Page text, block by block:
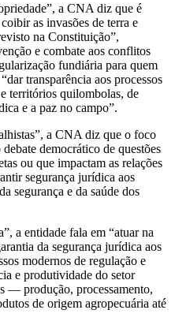
a CNA diz que é
as invasões de terra e
na Constituição”,
e combate aos conflitos
fundiária para quem
transparência aos processos
territórios quilombolas, de
e a paz no campo”.
a CNA diz que o foco
democrático de questões
ou que impactam as relações
segurança jurídica aos
segurança e da saúde dos
a entidade fala em “atuar na
da segurança jurídica aos
modernos de regulação e
e produtividade do setor
— produção, processamento,
de origem agropecuária até